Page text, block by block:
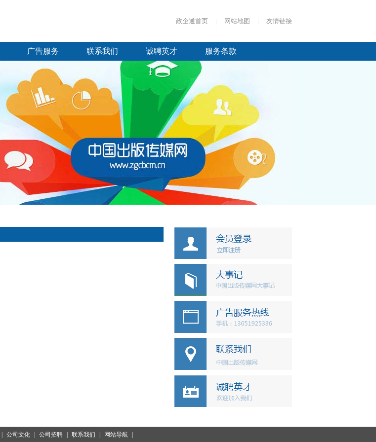
政企通首页 | 网站地图 | 友情链接
广告服务 联系我们 诚聘英才 服务条款
公司文化 公司招聘 联系我们 网站导航